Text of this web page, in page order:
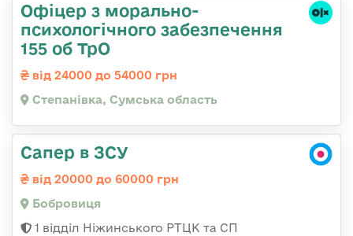
Офіцер з морально-
психологічного забезпечення
155 об ТрО
від 24000 до 54000 грн
Степанівка, Сумська область
Сапер в ЗСУ
від 20000 до 60000 грн
Бобровиця
1 відділ Ніжинського РТЦК та СП